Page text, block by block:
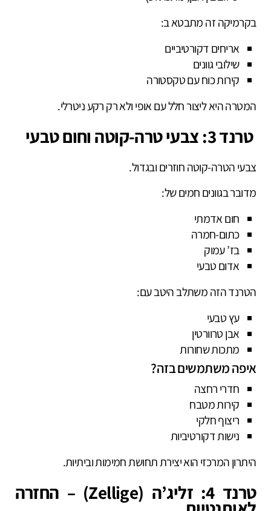
בקרמיקה זה מתבטא ב:
אריחים דקורטיביים
שילובי גוונים
קירות כוח עם טקסטורה
המטרה היא ליצור חלל עם אופי ולא רק רקע ניטרלי.
טרנד 3: צבעי טרה-קוטה וחום טבעי
צבעי הטרה-קוטה חוזרים ובגדול.
מדובר בגוונים חמים של:
חום אדמתי
כתום-חמרה
בז’ עמוק
אדום טבעי
הטרנד הזה משתלב היטב עם:
עץ טבעי
אבן טרוורטין
מתכות שחורות
איפה משתמשים בזה?
חדרי רחצה
קירות מטבח
ריצוף חלקי
נישות דקורטיביות
היתרון המרכזי הוא יצירת תחושת חמימות וביתיות.
טרנד 4: זליג’ה (Zellige) – החזרה